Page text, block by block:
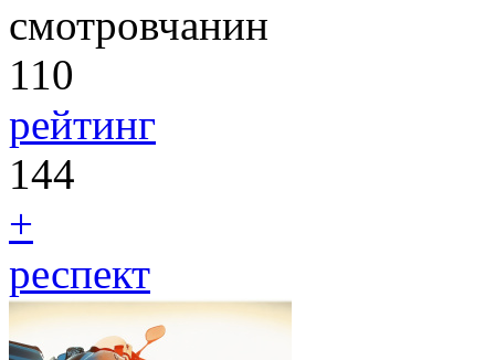
смотровчанин
110
рейтинг
144
+
респект